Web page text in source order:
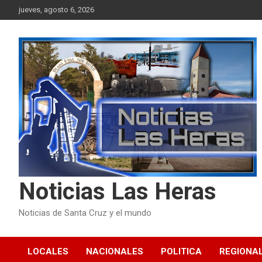
to
jueves, agosto 6, 2026
Noticias Las Heras
Noticias de Santa Cruz y el mundo
LOCALES NACIONALES POLITICA